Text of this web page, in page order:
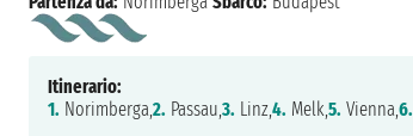
Itinerario:
1. Norimberga,2. Passau,3. Linz,4. Melk,5. Vienna,6.